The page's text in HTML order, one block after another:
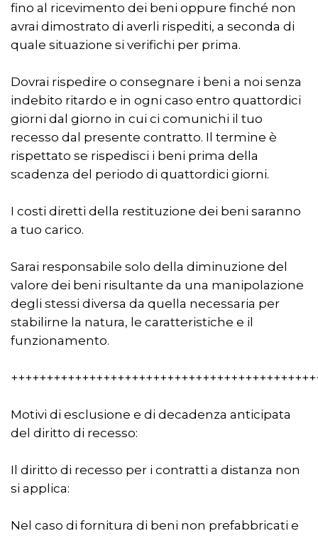
fino al ricevimento dei beni oppure finché non
avrai dimostrato di averli rispediti, a seconda di
quale situazione si verifichi per prima.
Dovrai rispedire o consegnare i beni a noi senza
indebito ritardo e in ogni caso entro quattordici
giorni dal giorno in cui ci comunichi il tuo
recesso dal presente contratto. Il termine è
rispettato se rispedisci i beni prima della
scadenza del periodo di quattordici giorni.
I costi diretti della restituzione dei beni saranno
a tuo carico.
Sarai responsabile solo della diminuzione del
valore dei beni risultante da una manipolazione
degli stessi diversa da quella necessaria per
stabilirne la natura, le caratteristiche e il
funzionamento.
Motivi di esclusione e di decadenza anticipata
del diritto di recesso:
Il diritto di recesso per i contratti a distanza non
si applica:
Nel caso di fornitura di beni non prefabbricati e